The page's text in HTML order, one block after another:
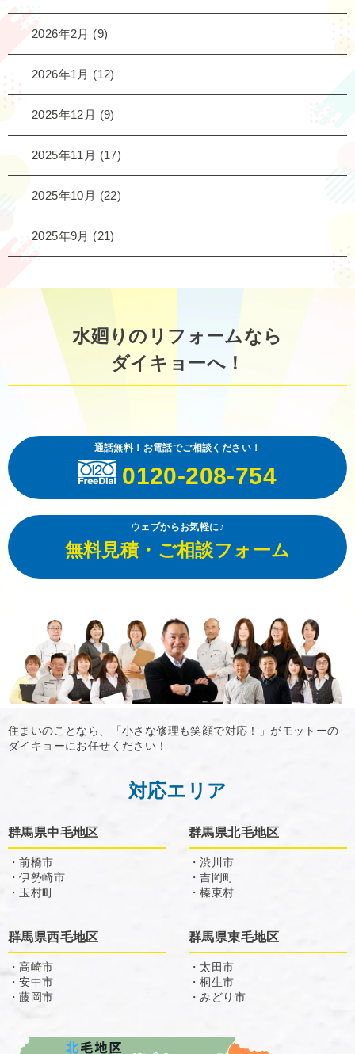
2026年2月 (9)
2026年1月 (12)
2025年12月 (9)
2025年11月 (17)
2025年10月 (22)
2025年9月 (21)
水廻りのリフォームなら
ダイキョーへ！
通話無料！お電話でご相談ください！
0120-208-754
ウェブからお気軽に♪
無料見積・ご相談フォーム
住まいのことなら、「小さな修理も笑顔で対応！」がモットーの
ダイキョーにお任せください！
対応エリア
群馬県中毛地区
・前橋市
・伊勢崎市
・玉村町
群馬県北毛地区
・渋川市
・吉岡町
・榛東村
群馬県西毛地区
・高崎市
・安中市
・藤岡市
群馬県東毛地区
・太田市
・桐生市
・みどり市